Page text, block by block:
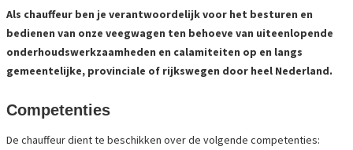
Als chauffeur ben je verantwoordelijk voor het besturen en
bedienen van onze veegwagen ten behoeve van uiteenlopende
onderhoudswerkzaamheden en calamiteiten op en langs
gemeentelijke, provinciale of rijkswegen door heel Nederland.
Competenties
De chauffeur dient te beschikken over de volgende competenties: